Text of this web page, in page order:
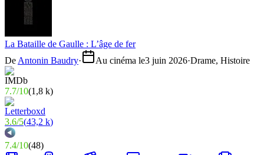
La Bataille de Gaulle : L’âge de fer
De Antonin Baudry· Au cinéma le3 juin 2026·Drame, Histoire
7.7/10(1,8 k)
3.6/5(43,2 k)
7.4/10(48)